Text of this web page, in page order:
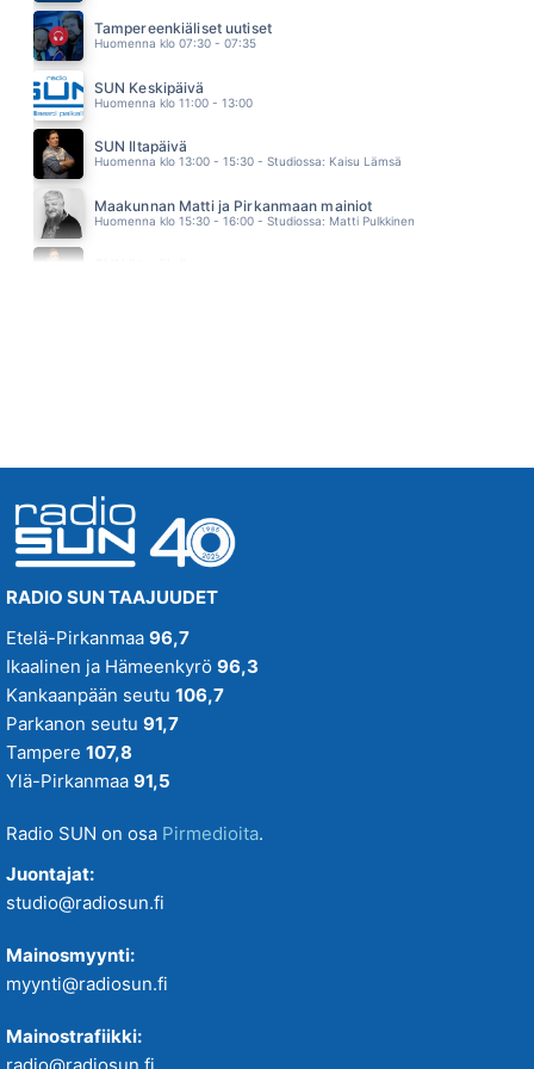
VESTERINEN YHTYEINEEN
10.52
JUSSI & THE BOYS
10.49
SAMU HABER
10.46
SHANIA TWAIN
10.42
Tampereenkiäliset uutiset
Huomenna klo 07:30 - 07:35
SUN Keskipäivä
Huomenna klo 11:00 - 13:00
SUN Iltapäivä
Huomenna klo 13:00 - 15:30 - Studiossa: Kaisu Lämsä
Maakunnan Matti ja Pirkanmaan mainiot
Huomenna klo 15:30 - 16:00 - Studiossa: Matti Pulkkinen
RADIO SUN TAAJUUDET
Etelä-Pirkanmaa 96,7
Ikaalinen ja Hämeenkyrö 96,3
Kankaanpään seutu 106,7
Parkanon seutu 91,7
Tampere 107,8
Ylä-Pirkanmaa 91,5
Radio SUN on osa Pirmedioita.
Juontajat:
studio@radiosun.fi
Mainosmyynti:
myynti@radiosun.fi
Mainostrafiikki: